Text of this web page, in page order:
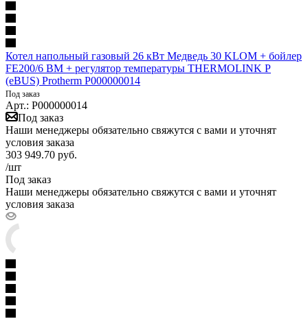
Котел напольный газовый 26 кВт Медведь 30 KLOM + бойлер
FE200/6 BM + регулятор температуры THERMOLINK P
(eBUS) Protherm P000000014
Под заказ
Арт.: P000000014
Под заказ
Наши менеджеры обязательно свяжутся с вами и уточнят
условия заказа
303 949.70 руб.
/шт
Под заказ
Наши менеджеры обязательно свяжутся с вами и уточнят
условия заказа